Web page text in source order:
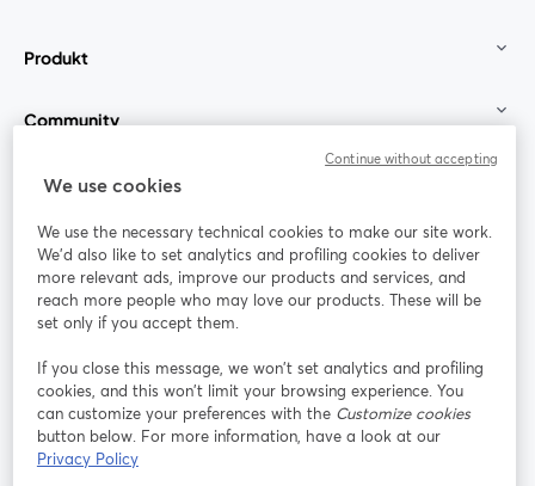
Produkt
Community
StreamYard für
Mitmachen
Webinar Facebook
wird in einem neuen Tab geöffnet
X (Twitter)
wird in einem neuen Tab geöffnet
Nutzungsbedingungen
We use cookies
We use the necessary technical cookies to make our site work.
We'd also like to set analytics and profiling cookies to deliver
more relevant ads, improve our products and services, and
reach more people who may love our products. These will be
set only if you accept them.
If you close this message, we won’t set analytics and profiling
cookies, and this won’t limit your browsing experience. You
can customize your preferences with the Customize cookies
button below. For more information, have a look at our
Privacy Policy
Continue without accepting